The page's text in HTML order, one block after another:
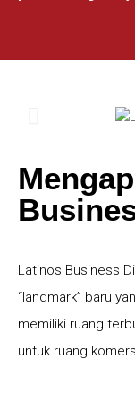
Latinos Business
“landmark” baru
memiliki ruang
untuk ruang